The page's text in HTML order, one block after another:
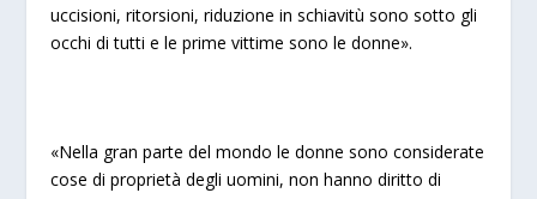
uccisioni, ritorsioni, riduzione in schiavitù sono sotto gli
occhi di tutti e le prime vittime sono le donne».
«Nella gran parte del mondo le donne sono considerate
cose di proprietà degli uomini, non hanno diritto di